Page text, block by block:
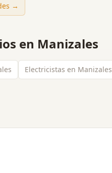
→
en Manizales
Electricistas en Manizales